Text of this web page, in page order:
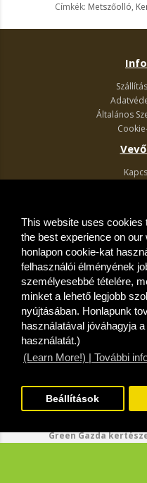
This website uses cookies
the best experience on our
honlapon cookie-kat
felhasználói élményének
személyesebbé tételére,
minket a lehető legjobb
nyújtásában. Honlapunk
használatával jóváhagyja
használatát.)
(Learn More!) | További
Beállítások
Címkék: Metszőolló,
Általános
Green Gazda